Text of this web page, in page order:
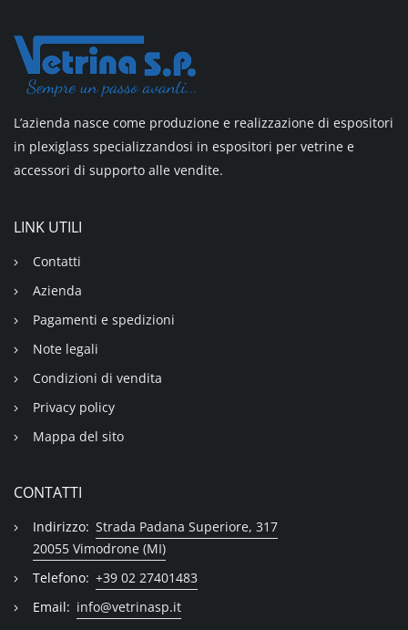
L’azienda nasce come produzione e realizzazione di espositori
in plexiglass specializzandosi in espositori per vetrine e
accessori di supporto alle vendite.
LINK UTILI
Contatti
Azienda
Pagamenti e spedizioni
Note legali
Condizioni di vendita
Privacy policy
Mappa del sito
CONTATTI
Indirizzo: Strada Padana Superiore, 317
20055 Vimodrone (MI)
Telefono: +39 02 27401483
Email: info@vetrinasp.it